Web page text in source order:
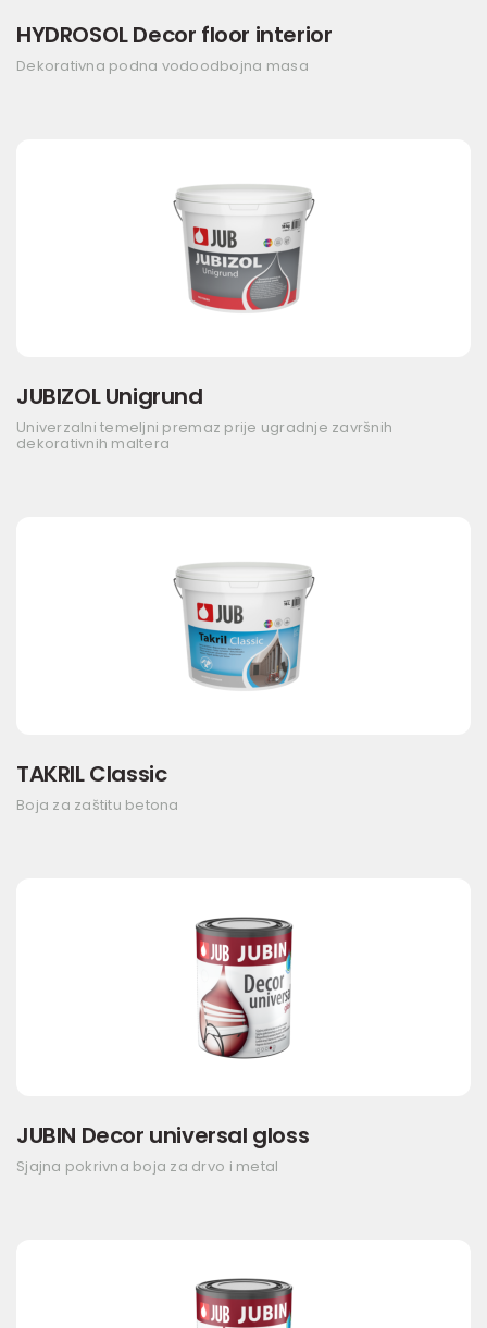
HYDROSOL Decor floor interior
Dekorativna podna vodoodbojna masa
JUBIZOL Unigrund
Univerzalni temeljni premaz prije ugradnje završnih
dekorativnih maltera
TAKRIL Classic
Boja za zaštitu betona
JUBIN Decor universal gloss
Sjajna pokrivna boja za drvo i metal